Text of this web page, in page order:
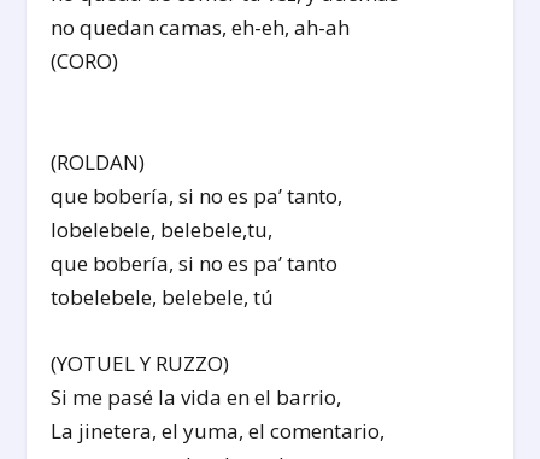
no quedan camas, eh-eh, ah-ah
(CORO)
(ROLDAN)
que bobería, si no es pa’ tanto,
lobelebele, belebele,tu,
que bobería, si no es pa’ tanto
tobelebele, belebele, tú
(YOTUEL Y RUZZO)
Si me pasé la vida en el barrio,
La jinetera, el yuma, el comentario,